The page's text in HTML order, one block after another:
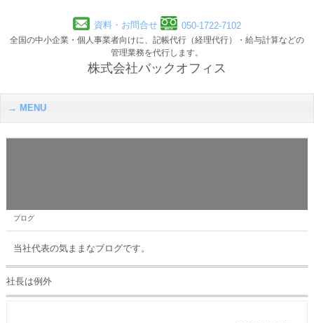
資料・お問合せ 050-1722-7102
全国の中小企業・個人事業者向けに、記帳代行（経理代行）・給与計算などの
管理業務を代行します。
株式会社バックオフィス
MENU
ブログ
当社代表の気ままなブログです。
社長は例外